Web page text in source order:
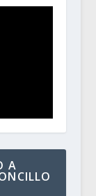
A